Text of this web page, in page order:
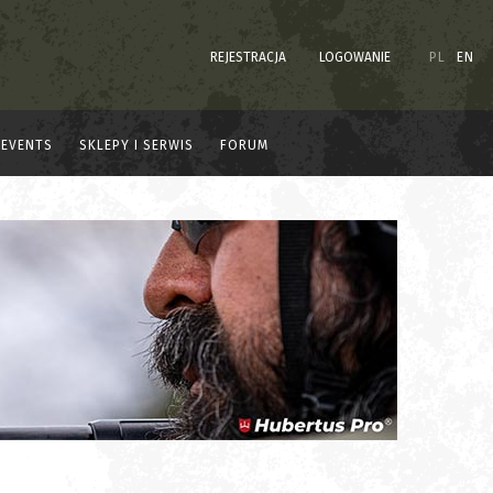
REJESTRACJA LOGOWANIE PL EN
EVENTS SKLEPY I SERWIS FORUM